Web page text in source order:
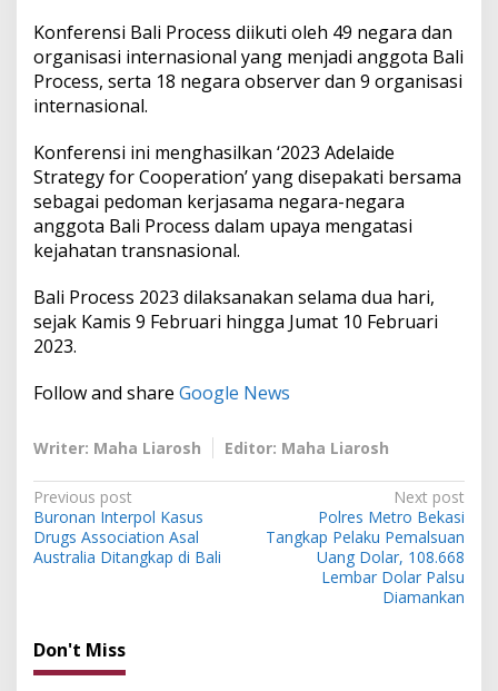
Konferensi Bali Process diikuti oleh 49 negara dan
organisasi internasional yang menjadi anggota Bali
Process, serta 18 negara observer dan 9 organisasi
internasional.
Konferensi ini menghasilkan ‘2023 Adelaide
Strategy for Cooperation’ yang disepakati bersama
sebagai pedoman kerjasama negara-negara
anggota Bali Process dalam upaya mengatasi
kejahatan transnasional.
Bali Process 2023 dilaksanakan selama dua hari,
sejak Kamis 9 Februari hingga Jumat 10 Februari
2023.
Follow and share Google News
Writer: Maha Liarosh Editor: Maha Liarosh
P
o
s
a
Previous post
Buronan Interpol Kasus
Drugs Association Asal
Australia Ditangkap di Bali
Next post
Polres Metro Bekasi
Tangkap Pelaku Pemalsuan
Uang Dolar, 108.668
Lembar Dolar Palsu
Diamankan
Don't Miss